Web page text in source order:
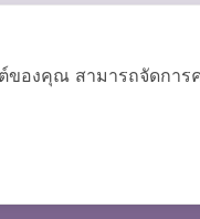
ของคุณ สามารถจัดกา